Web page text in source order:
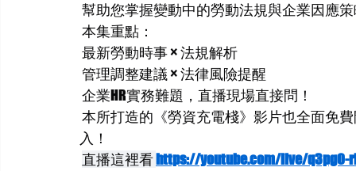
幫助您掌握變動中的勞動法規與企業因應
本集重點：
最新勞動時事 × 法規解析
管理調整建議 × 法律風險提醒
企業HR實務難題，直播現場直接問！
本所打造的《勞資充電棧》影片也全面免
入！
直播這裡看 https://youtube.com/live/q3pgO-